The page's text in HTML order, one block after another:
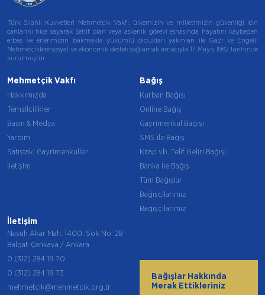
Türk Silahlı Kuvvetleri Mehmetçik Vakfı, ülkemizin ve milletimizin güvenliği için
canlarını hiçe sayarak Şehit olan veya askerlik görevi esnasında hayatını kaybeden
erbaş ve erlerimizin bakmakla yükümlü oldukları yakınları ile Gazi ve Engelli
Mehmetçiklere sosyal ve ekonomik destek sağlamak amacıyla 17 Mayıs 1982 tarihinde
kurulmuştur.
Mehmetçik Vakfı
Hakkımızda
Temsilcilikler
Basın & Medya
Yardım
Satıştaki Gayrimenkuller
İletişim
Bağış
Kurban Bağışı
Online Bağış
Gayrimenkul Bağışı
SMS ile Bağış
Kitap vb. Telif Geliri Bağışı
Banka ile Bağış
Tüm Bağışlar
Bağışçılarımız
Bağışçılarımız
İletişim
Nasuh Akar Mah. 1400. Sok No: 28
Balgat-Çankaya / Ankara
0 (312) 284 19 70
0 (312) 284 19 73
mehmetcik@mehmetcik.org.tr
Bağışlar Hakkında
Merak Ettikleriniz